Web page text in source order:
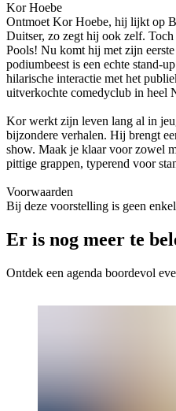
Kor Hoebe
Ontmoet Kor Hoebe, hij lijkt op
Duitser, zo zegt hij ook zelf.
Pools! Nu komt hij met zijn
podiumbeest is een echte stand-
hilarische interactie met het
uitverkochte comedyclub in heel
Kor werkt zijn leven lang al in
bijzondere verhalen. Hij brengt
show. Maak je klaar voor zowel
pittige grappen, typerend voor
Voorwaarden
Bij deze voorstelling is geen
Er is nog meer te
Ontdek een agenda boordevol